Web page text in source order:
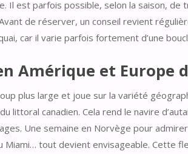
Il est parfois possible, selon la saison, de
de réserver, un conseil revient
car il varie parfois fortement d’une
Amérique et Europe
plus large et joue sur la variété
littoral canadien. Cela rend le navire
Une semaine en Norvège pour
Miami… tout devient envisageable. Cette